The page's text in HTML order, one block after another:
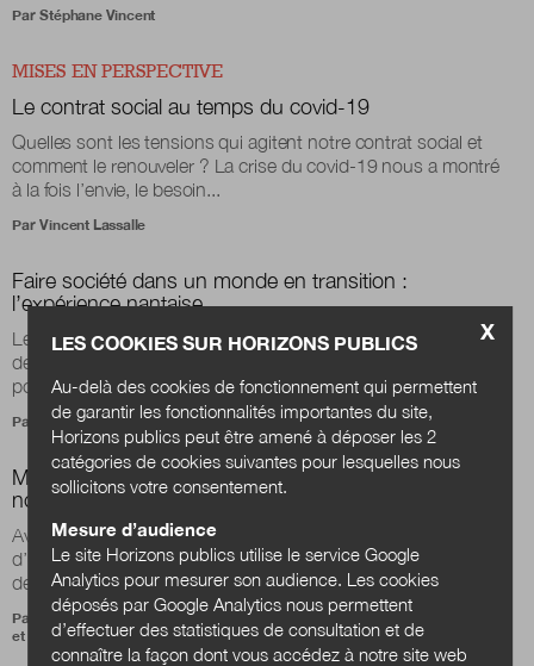
Par Stéphane Vincent
MISES EN PERSPECTIVE
Le contrat social au temps du covid-19
Quelles sont les tensions qui agitent notre contrat social et
comment le renouveler ? La crise du covid-19 nous a montré
à la fois l’envie, le besoin...
Par Vincent Lassalle
Faire société dans un monde en transition :
l’expérience nantaise
Le territoire de Nantes, riche d’une histoire des solidarités et
des modèles de gouvernance, constitue un terreau fertile
pour préparer le monde d...
Par Elvire Bornand
Monde d’après : les mouvements qui préparent un
nouveau contrat écologique et social
Avec la crise du covid-19 se pose avec acuité la question
d’un nouveau contrat social à (re)construire, une redéfinition
des liens entre pouvoirs...
Par Stéphane Vincent Sylvine Bois-Choussy
Nadège Guiraud
et
Julien Nessi
X
LES COOKIES SUR HORIZONS PUBLICS
Au-delà des cookies de fonctionnement qui permettent
de garantir les fonctionnalités importantes du site,
Horizons publics peut être amené à déposer les 2
catégories de cookies suivantes pour lesquelles nous
sollicitons votre consentement.
Mesure d’audience
Le site Horizons publics utilise le service Google
Analytics pour mesurer son audience. Les cookies
déposés par Google Analytics nous permettent
d’effectuer des statistiques de consultation et de
connaître la façon dont vous accédez à notre site web